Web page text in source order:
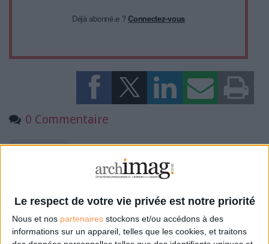
Le respect de votre vie privée est notre priorité
Nous et nos partenaires stockons et/ou accédons à des
informations sur un appareil, telles que les cookies, et traitons
Déjà abonné.e ?Connectez-vous
0 Commentaire
Connectez-vousou inscrivez-vouspour publier un commentaire